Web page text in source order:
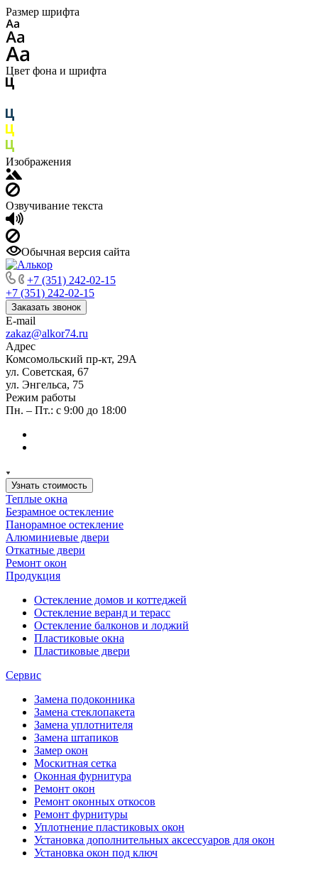
Размер шрифта
Цвет фона и шрифта
Изображения
Озвучивание текста
Обычная версия сайта
+7 (351) 242-02-15
+7 (351) 242-02-15
Заказать звонок
E-mail
zakaz@alkor74.ru
Адрес
Комсомольский пр-кт, 29А
ул. Советская, 67
ул. Энгельса, 75
Режим работы
Пн. – Пт.: с 9:00 до 18:00
Узнать стоимость
Теплые окна
Безрамное остекление
Панорамное остекление
Алюминиевые двери
Откатные двери
Ремонт окон
Продукция
Остекление домов и коттеджей
Остекление веранд и терасс
Остекление балконов и лоджий
Пластиковые окна
Пластиковые двери
Сервис
Замена подоконника
Замена стеклопакета
Замена уплотнителя
Замена штапиков
Замер окон
Москитная сетка
Оконная фурнитура
Ремонт окон
Ремонт оконных откосов
Ремонт фурнитуры
Уплотнение пластиковых окон
Установка дополнительных аксессуаров для окон
Установка окон под ключ